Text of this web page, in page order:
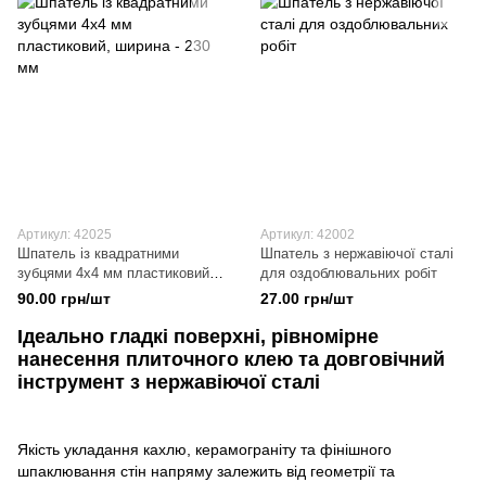
Артикул: 42025
Шпатель із квадратними
зубцями 4х4 мм пластиковий,
ширина - 230 мм
90.00 грн/шт
Артикул: 42002
Шпатель з нержавіючої сталі
для оздоблювальних робіт
27.00 грн/шт
Ідеально гладкі поверхні, рівномірне
нанесення плиточного клею та довговічний
інструмент з нержавіючої сталі
Якість укладання кахлю, керамограніту та фінішного
шпаклювання стін напряму залежить від геометрії та